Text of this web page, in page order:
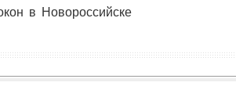
в Новороссийске